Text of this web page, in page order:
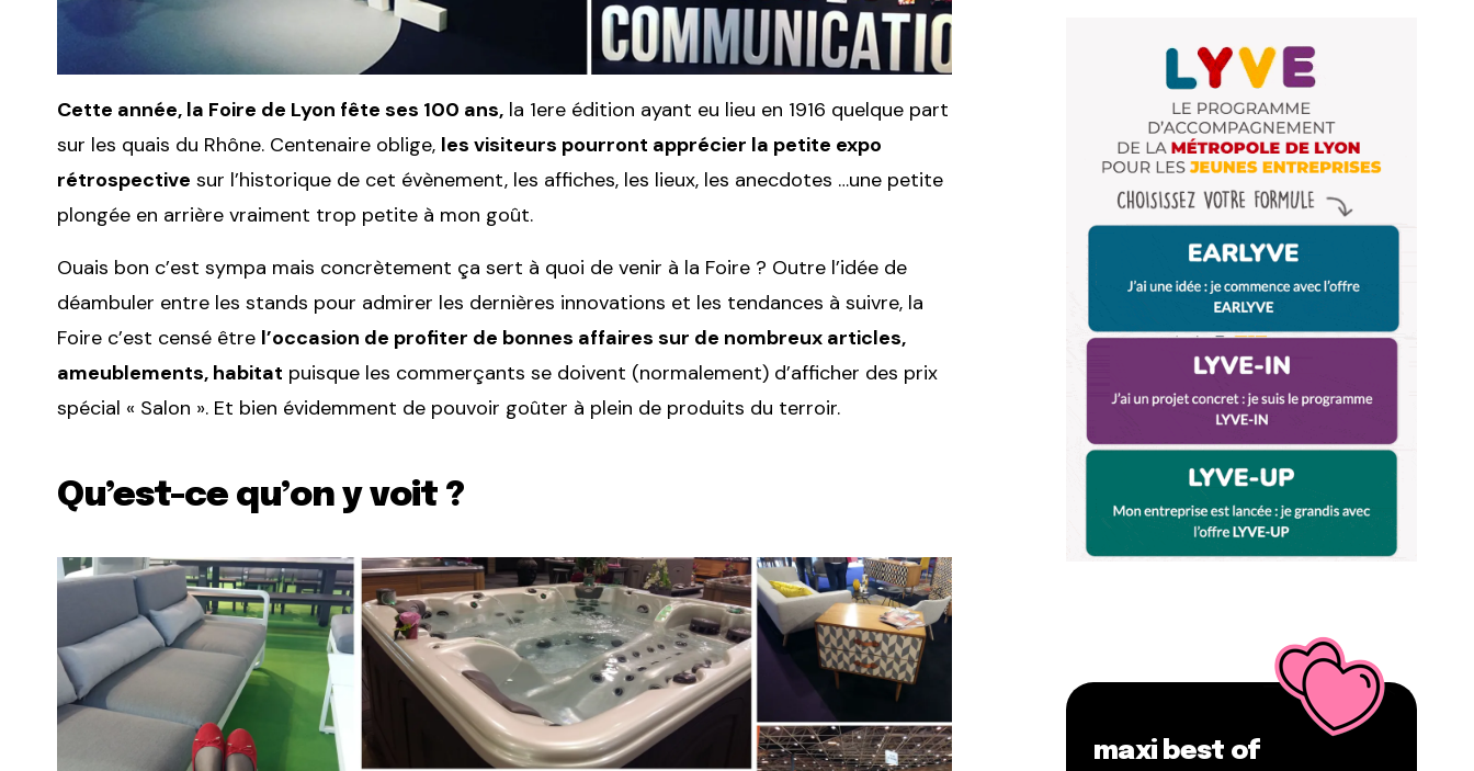
Cette année, la Foire de Lyon fête ses 100 ans, la 1ere édition ayant eu lieu en 1916 quelque part
sur les quais du Rhône. Centenaire oblige, les visiteurs pourront apprécier la petite expo
rétrospective sur l’historique de cet évènement, les affiches, les lieux, les anecdotes …une petite
plongée en arrière vraiment trop petite à mon goût.
Ouais bon c’est sympa mais concrètement ça sert à quoi de venir à la Foire ? Outre l’idée de
déambuler entre les stands pour admirer les dernières innovations et les tendances à suivre, la
Foire c’est censé être l’occasion de profiter de bonnes affaires sur de nombreux articles,
ameublements, habitat puisque les commerçants se doivent (normalement) d’afficher des prix
spécial « Salon ». Et bien évidemment de pouvoir goûter à plein de produits du terroir.
Qu’est-ce qu’on y voit ?
maxi best of